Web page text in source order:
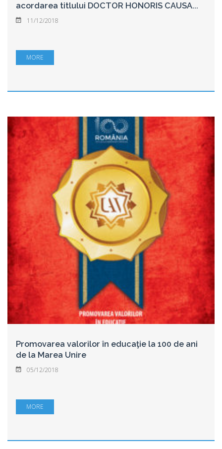
acordarea titlului DOCTOR HONORIS CAUSA...
11/12/2018
MORE
Promovarea valorilor în educaţie la 100 de ani
de la Marea Unire
05/12/2018
MORE